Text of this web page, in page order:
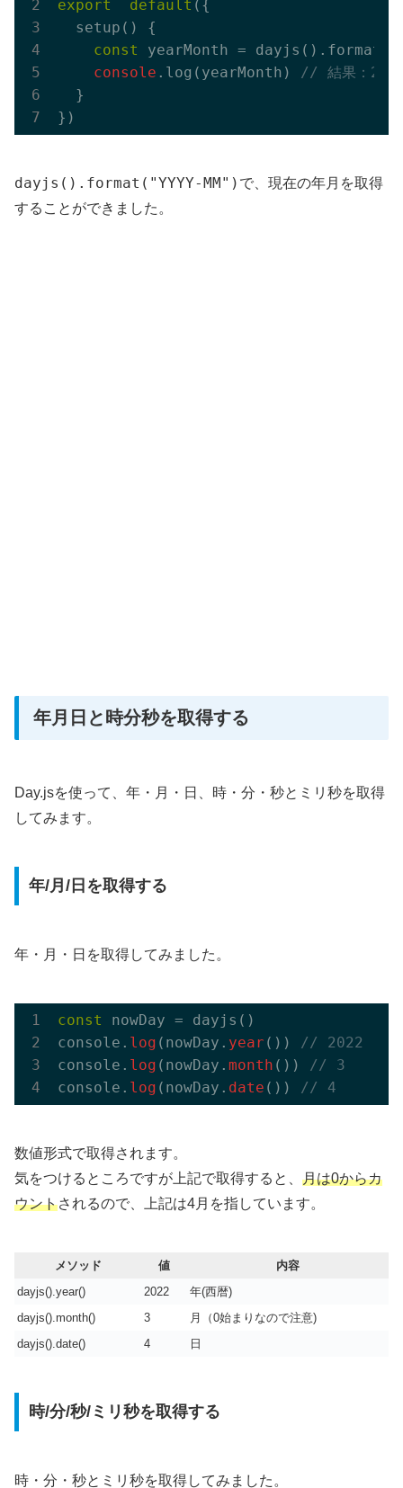
export default ({
  setup() {
const
yearMonth = dayjs().format(
console .log(yearMonth) // 結果：
  }
dayjs().format("YYYY-MM") で、現在の年月を取得
することができました。
年月日と時分秒を取得する
Day.jsを使って、年・月・日、時・分・秒とミリ秒を取得
してみます。
年/月/日を取得する
年・月・日を取得してみました。
const
nowDay = dayjs()
console. log (nowDay. year ()) // 2022
console. log (nowDay. month ()) // 3
console. log (nowDay. date ()) // 4
数値形式で取得されます。
気をつけるところですが上記で取得すると、 月は0からカ
ウントされるので、上記は4月を指しています。
メソッド 値
内容
dayjs().year()
2022
年(西暦)
dayjs().month()
3
月（0始まりなので注意)
dayjs().date()
4 日
時/分/秒/ミリ秒を取得する
時・分・秒とミリ秒を取得してみました。